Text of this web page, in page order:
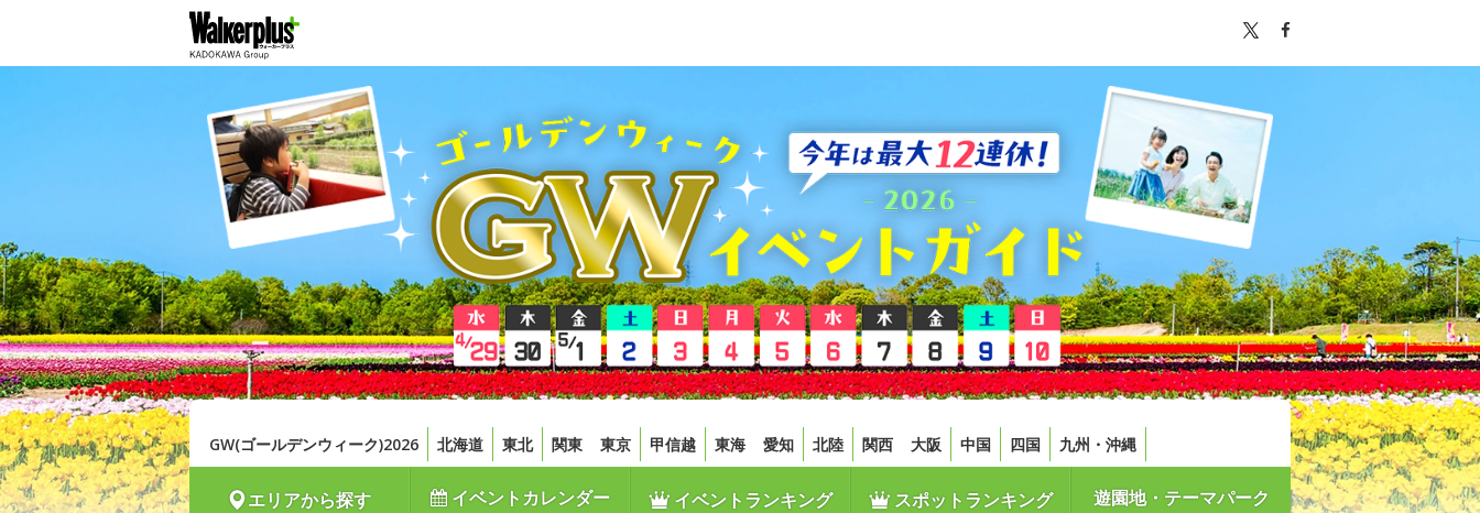
GW(ゴールデンウィーク)2026 北海道 東北 関東 東京 甲信越 東海 愛知 北陸 関西 大阪 中国 四国 九州・沖縄
エリアから探す イベントカレンダー イベントランキング スポットランキング 遊園地・テーマパーク